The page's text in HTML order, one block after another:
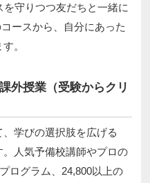
守りつつ友だちと一緒に
ースから、自分にあった
。
外授業（受験からクリ
学びの選択肢を広げる
。人気予備校講師やプロの
ログラム、24,800以上の